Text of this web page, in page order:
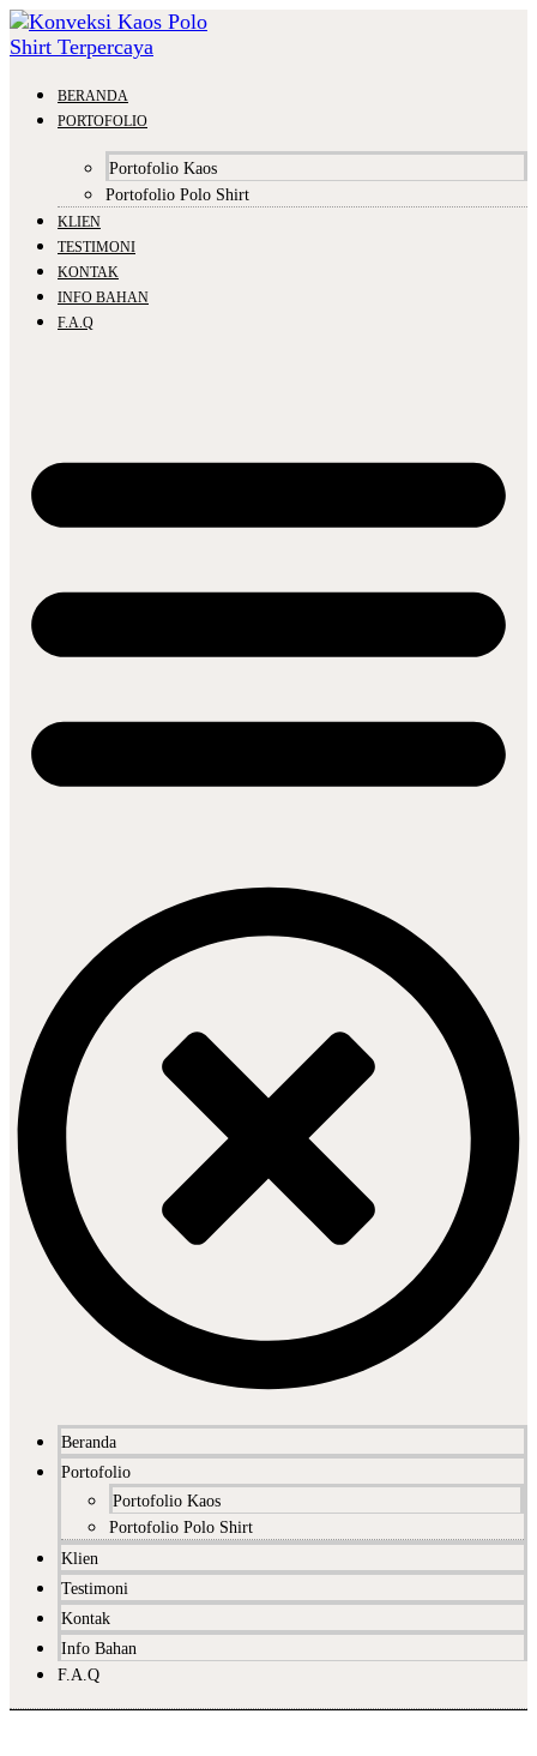
BERANDA
PORTOFOLIO
Portofolio Kaos
Portofolio Polo Shirt
KLIEN
TESTIMONI
KONTAK
INFO BAHAN
F.A.Q
Beranda
Portofolio
Portofolio Kaos
Portofolio Polo Shirt
Klien
Testimoni
Kontak
Info Bahan
F.A.Q